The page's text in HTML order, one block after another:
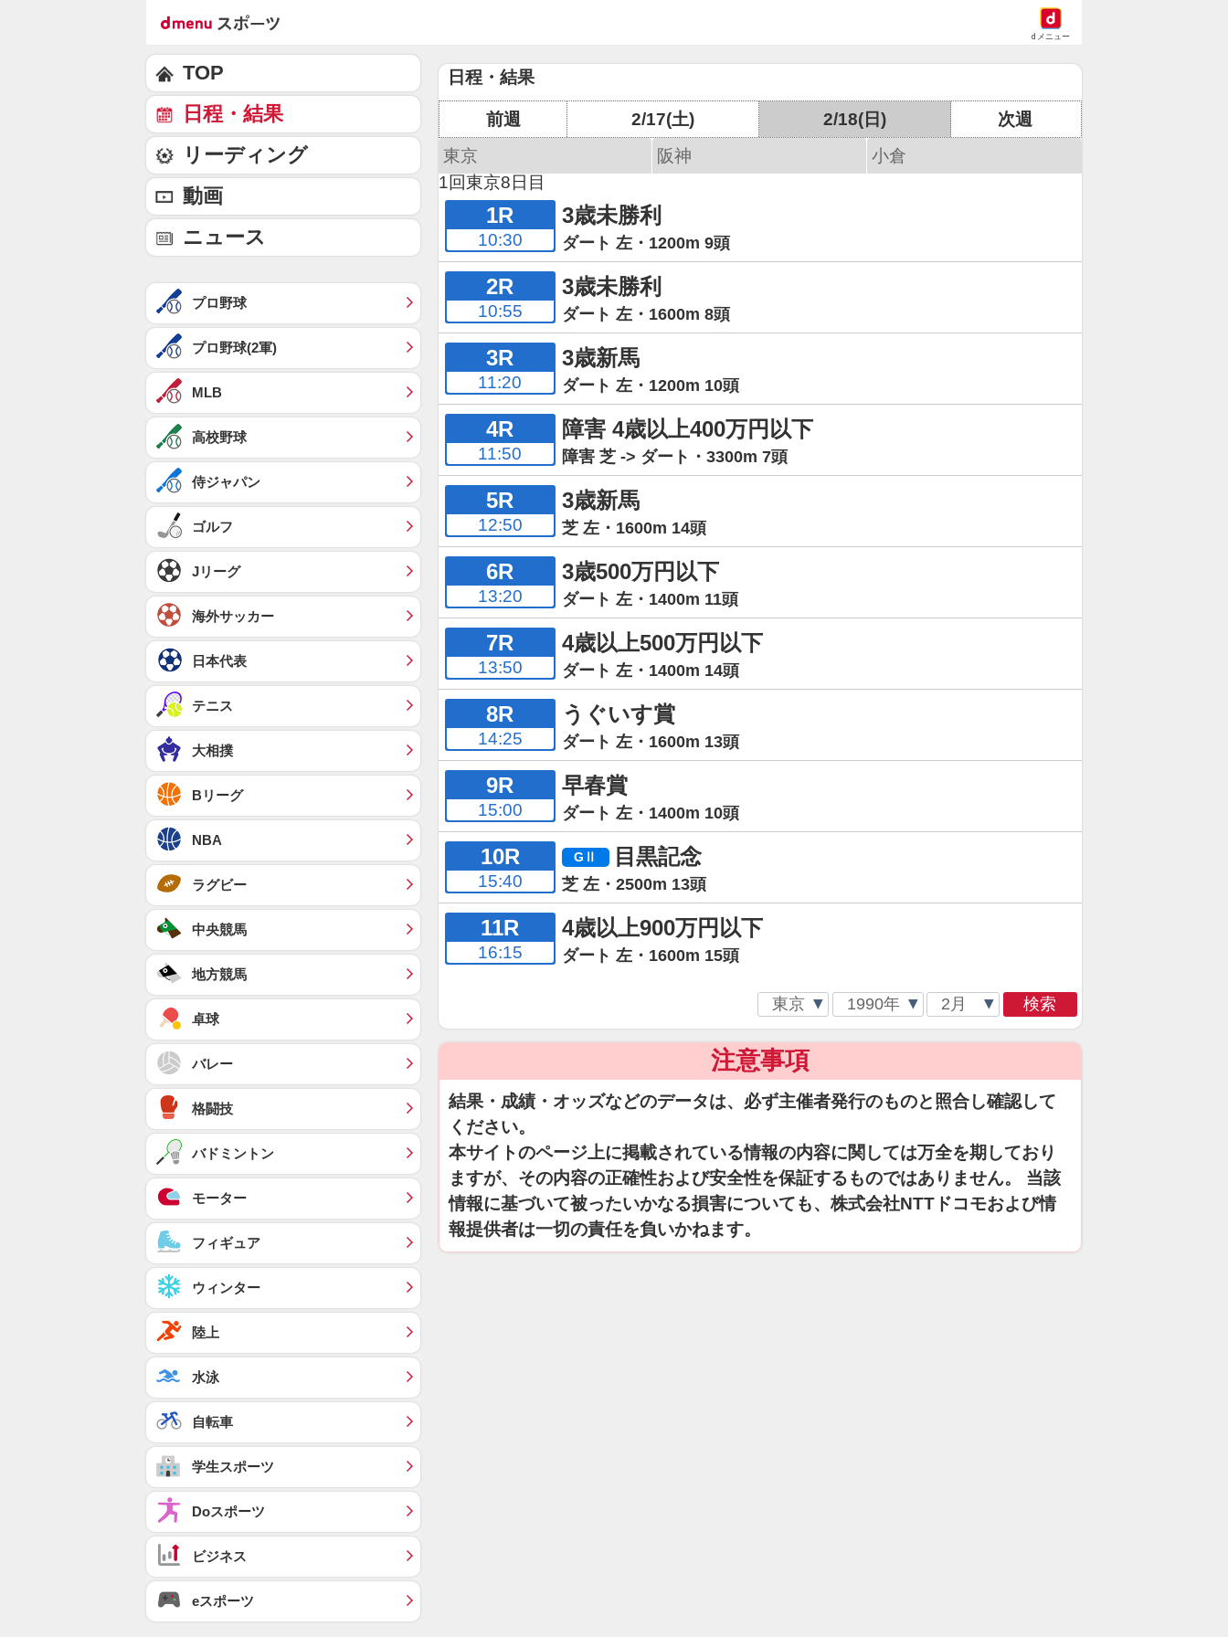
dメニュー
日程・結果
前週 2/17(土) 2/18(日)
次週
東京
阪神
小倉
1回東京8日目
1R
10:30
3歳未勝利
ダート 左・1200m 9頭
2R
10:55
3歳未勝利
ダート 左・1600m 8頭
3R
11:20
3歳新馬
ダート 左・1200m 10頭
4R
11:50
障害 4歳以上400万円以下
障害 芝 -> ダート・3300m 7頭
5R
12:50
3歳新馬
芝 左・1600m 14頭
6R
13:20
3歳500万円以下
ダート 左・1400m 11頭
7R
13:50
4歳以上500万円以下
ダート 左・1400m 14頭
8R
14:25
うぐいす賞
ダート 左・1600m 13頭
9R
15:00
早春賞
ダート 左・1400m 10頭
10R
15:40
目黒記念
芝 左・2500m 13頭
11R
16:15
4歳以上900万円以下
ダート 左・1600m 15頭
検索
注意事項
結果・成績・オッズなどのデータは、必ず主催者発行のものと照合し確認して
ください。
本サイトのページ上に掲載されている情報の内容に関しては万全を期しており
ますが、その内容の正確性および安全性を保証するものではありません。 当該
情報に基づいて被ったいかなる損害についても、株式会社NTTドコモおよび情
報提供者は一切の責任を負いかねます。
TOP
日程・結果
リーディング
動画
ニュース
プロ野球
プロ野球(2軍)
MLB
高校野球
侍ジャパン
ゴルフ
Jリーグ
海外サッカー
日本代表
テニス
大相撲
Bリーグ
NBA
ラグビー
中央競馬
地方競馬
卓球
バレー
格闘技
バドミントン
モーター
フィギュア
ウィンター
陸上
水泳
自転車
学生スポーツ
Doスポーツ
ビジネス
eスポーツ